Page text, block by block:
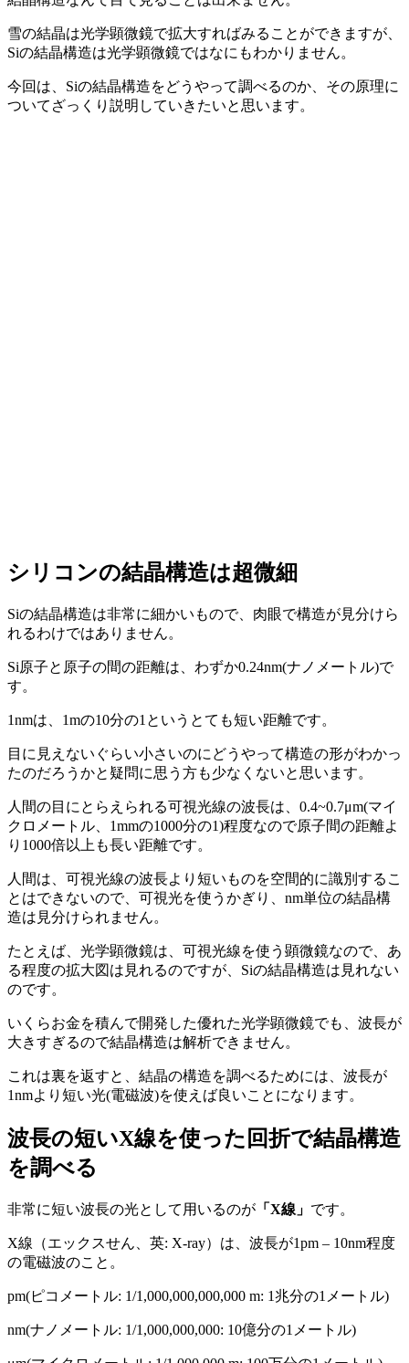
雪の結晶は光学顕微鏡で拡大すればみることができますが、
Siの結晶構造は光学顕微鏡ではなにもわかりません。
今回は、Siの結晶構造をどうやって調べるのか、その原理に
ついてざっくり説明していきたいと思います。
シリコンの結晶構造は超微細
Siの結晶構造は非常に細かいもので、肉眼で構造が見分けら
れるわけではありません。
Si原子と原子の間の距離は、わずか0.24nm(ナノメートル)で
す。
1nmは、1mの10分の1というとても短い距離です。
目に見えないぐらい小さいのにどうやって構造の形がわかっ
たのだろうかと疑問に思う方も少なくないと思います。
人間の目にとらえられる可視光線の波長は、0.4~0.7μm(マイ
クロメートル、1mmの1000分の1)程度なので原子間の距離よ
り1000倍以上も長い距離です。
人間は、可視光線の波長より短いものを空間的に識別するこ
とはできないので、可視光を使うかぎり、nm単位の結晶構
造は見分けられません。
たとえば、光学顕微鏡は、可視光線を使う顕微鏡なので、あ
る程度の拡大図は見れるのですが、Siの結晶構造は見れない
のです。
いくらお金を積んで開発した優れた光学顕微鏡でも、波長が
大きすぎるので結晶構造は解析できません。
これは裏を返すと、結晶の構造を調べるためには、波長が
1nmより短い光(電磁波)を使えば良いことになります。
波長の短いX線を使った回折で結晶構造
を調べる
非常に短い波長の光として用いるのが 「X線」 です。
X線（エックスせん、英: X-ray）は、波長が1pm – 10nm程度
の電磁波のこと。
pm(ピコメートル: 1/1,000,000,000,000 m: 1兆分の1メートル)
nm(ナノメートル: 1/1,000,000,000: 10億分の1メートル)